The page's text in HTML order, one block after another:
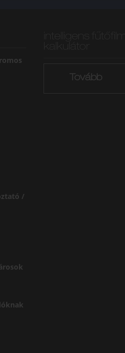
/
Tovább